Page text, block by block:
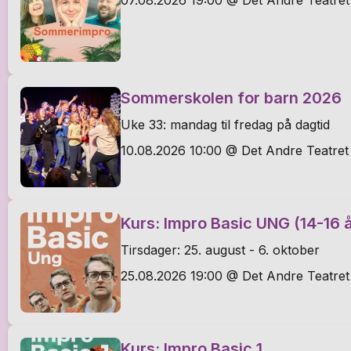
Sommerskolen for barn 2026
Uke 33: mandag til fredag på dagtid
10.08.2026 10:00 @ Det Andre Teatret
Kurs: Impro Basic UNG (14-16
Tirsdager: 25. august - 6. oktober
25.08.2026 19:00 @ Det Andre Teatret